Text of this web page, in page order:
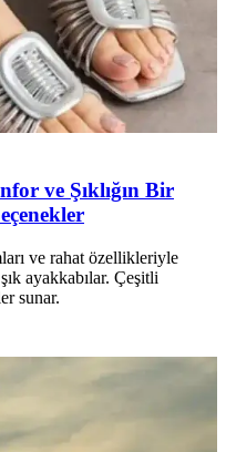
ve Şıklığın Bir
ve rahat özellikleriyle
ayakkabılar. Çeşitli
sunar.